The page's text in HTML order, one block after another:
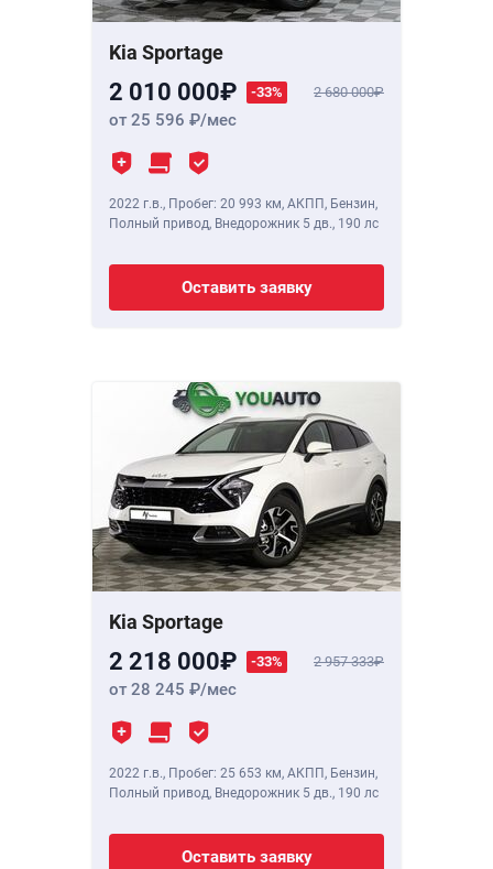
Kia Sportage
2 010 000 -33% 2 680 000
от 25 596 /мес
2022 г.в., Пробег: 20 993 км, АКПП, Бензин,
Полный привод, Внедорожник 5 дв., 190 лс
Оставить заявку
Kia Sportage
2 218 000 -33% 2 957 333
от 28 245 /мес
2022 г.в., Пробег: 25 653 км, АКПП, Бензин,
Полный привод, Внедорожник 5 дв., 190 лс
Оставить заявку